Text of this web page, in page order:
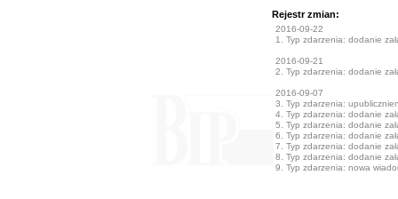
Rejestr zmian:
2016-09-22
1. Typ zdarzenia: dodanie
2016-09-21
2. Typ zdarzenia: dodanie
2016-09-07
3. Typ zdarzenia:
4. Typ zdarzenia: dodanie
5. Typ zdarzenia: dodanie
6. Typ zdarzenia: dodanie
7. Typ zdarzenia: dodanie
8. Typ zdarzenia: dodanie
9. Typ zdarzenia: nowa